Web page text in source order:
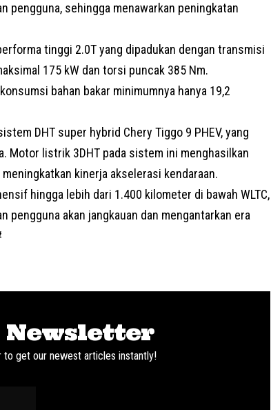
pengguna, sehingga menawarkan peningkatan
tinggi 2.0T yang dipadukan dengan transmisi
175 kW dan torsi puncak 385 Nm.
bahan bakar minimumnya hanya 19,2
DHT super hybrid Chery Tiggo 9 PHEV, yang
Motor listrik 3DHT pada sistem ini menghasilkan
kinerja akselerasi kendaraan.
hingga lebih dari 1.400 kilometer di bawah WLTC,
akan jangkauan dan mengantarkan era
Newsletter
get our newest articles instantly!